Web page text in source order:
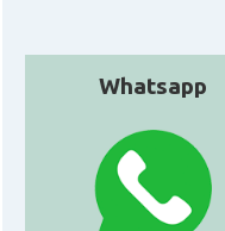
Whatsapp